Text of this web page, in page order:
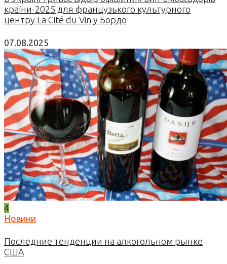
країни-2025 для французького культурного
центру La Cité du Vin у Бордо
07.08.2025
4
Новини
Последние тенденции на алкогольном рынке
США